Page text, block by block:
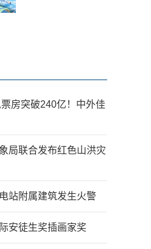
房突破240亿！中外佳
局联合发布红色山洪灾
站附属建筑发生火警
安徒生奖插画家奖